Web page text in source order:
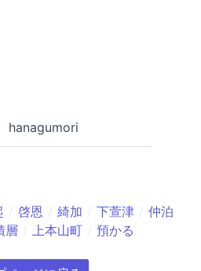
hanagumori
啓恩 綺加 下萱津
仲泊
層 上本山町 預かる